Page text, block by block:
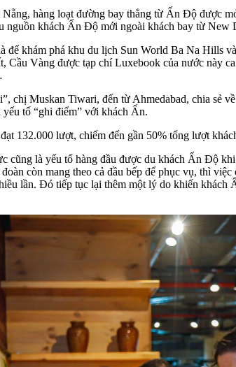
hàng loạt đường bay thẳng từ Ấn Độ được
nguồn khách Ấn Độ mới ngoài khách bay từ New
khám phá khu du lịch Sun World Ba Na Hills
Vàng được tạp chí Luxebook của nước này
chị Muskan Tiwari, đến từ Ahmedabad, chia sẻ
tố “ghi điểm” với khách Ấn.
132.000 lượt, chiếm đến gần 50% tổng lượt
cũng là yếu tố hàng đầu được du khách Ấn Độ
còn mang theo cả đầu bếp để phục vụ, thì
lần. Đó tiếp tục lại thêm một lý do khiến